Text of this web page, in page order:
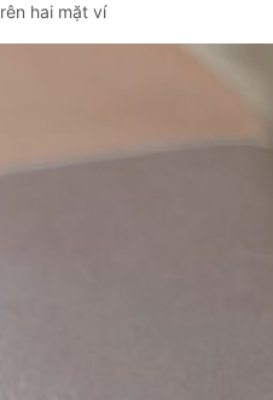
hai mặt ví